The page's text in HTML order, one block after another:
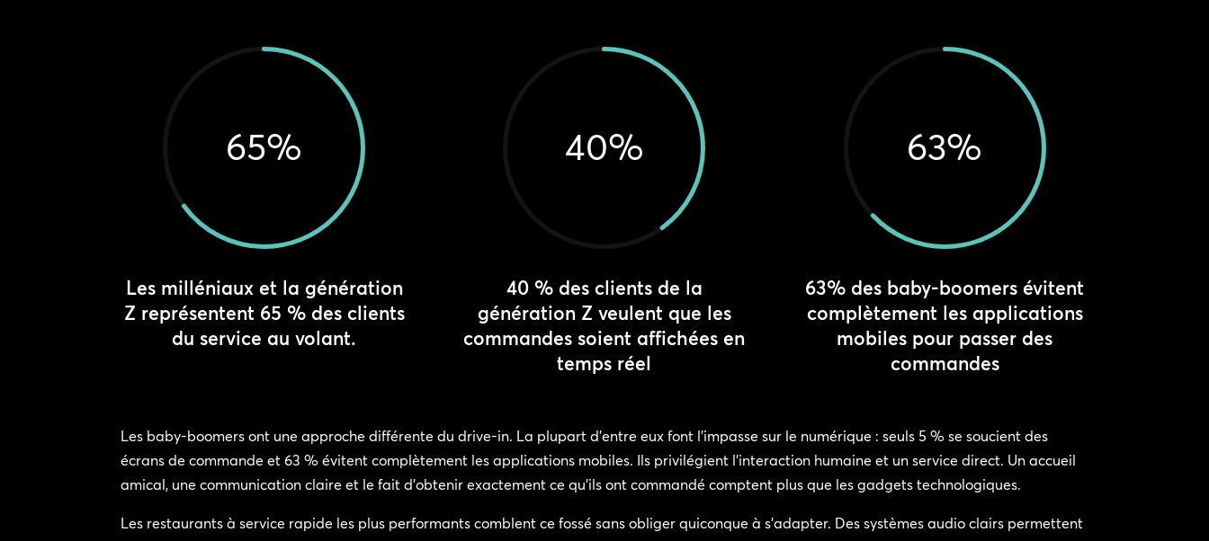
65%
Les milléniaux et la génération
Z représentent 65 % des clients
du service au volant.
40%
40 % des clients de la
génération Z veulent que les
commandes soient affichées en
temps réel
63%
63% des baby-boomers évitent
complètement les applications
mobiles pour passer des
commandes
Les baby-boomers ont une approche différente du drive-in. La plupart d’entre eux font l’impasse sur le numérique : seuls 5 % se soucient des
écrans de commande et 63 % évitent complètement les applications mobiles. Ils privilégient l’interaction humaine et un service direct. Un accueil
amical, une communication claire et le fait d’obtenir exactement ce qu’ils ont commandé comptent plus que les gadgets technologiques.
Les restaurants à service rapide les plus performants comblent ce fossé sans obliger quiconque à s’adapter. Des systèmes audio clairs permettent